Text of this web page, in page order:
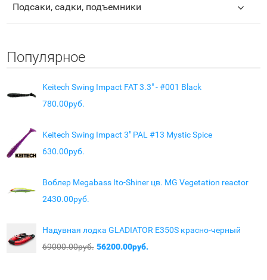
Подсаки, садки, подъемники
Популярное
Keitech Swing Impact FAT 3.3" - #001 Black
780.00руб.
Keitech Swing Impact 3" PAL #13 Mystic Spice
630.00руб.
Воблер Megabass Ito-Shiner цв. MG Vegetation reactor
2430.00руб.
Надувная лодка GLADIATOR E350S красно-черный
69000.00руб. 56200.00руб.